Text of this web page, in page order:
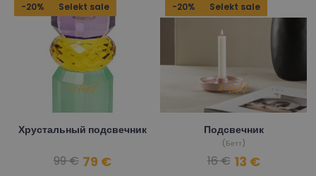
-20% Selekt sale
Хрустальный подсвечник
99 € 79 €
-20% Selekt sale
Подсвечник
(Бетт)
16 € 13 €